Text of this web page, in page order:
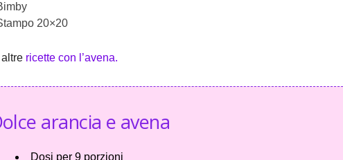
20×20
ricette con l’avena.
arancia e avena
Dosi per9 porzioni